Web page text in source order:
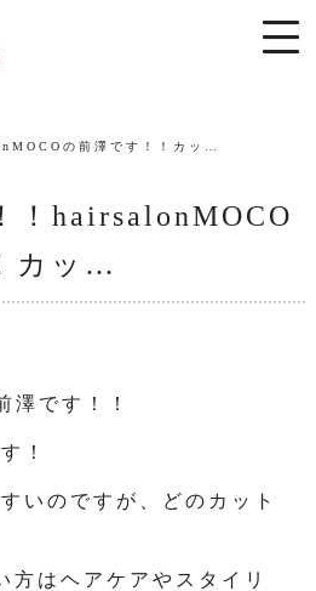
の前澤です！！カッ…
！hairsalonMOCO
カッ…
です！！
！
いのですが、どのカット
方はヘアケアやスタイリ